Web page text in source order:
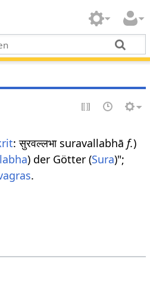
: सुरवल्लभा suravallabhāf.)
) der Götter (Sura)";
.